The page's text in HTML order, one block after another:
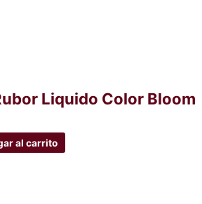
Liquido Color Bloom
al carrito